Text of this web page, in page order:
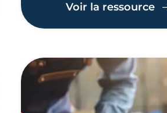
Voir la ressource